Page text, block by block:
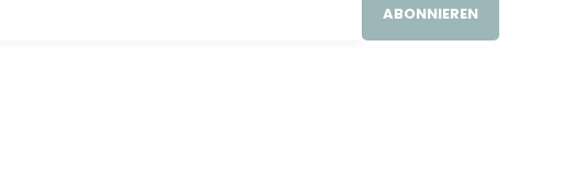
ABONNIEREN